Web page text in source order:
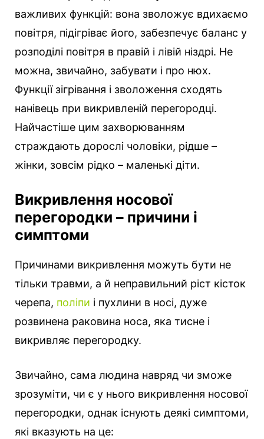
важливих функцій: вона зволожує вдихаємо
повітря, підігріває його, забезпечує баланс у
розподілі повітря в правій і лівій ніздрі. Не
можна, звичайно, забувати і про нюх.
Функції зігрівання і зволоження сходять
нанівець при викривленій перегородці.
Найчастіше цим захворюванням
страждають дорослі чоловіки, рідше –
жінки, зовсім рідко – маленькі діти.
Викривлення носової
перегородки – причини і
симптоми
Причинами викривлення можуть бути не
тільки травми, а й неправильний ріст кісток
черепа, поліпи і пухлини в носі, дуже
розвинена раковина носа, яка тисне і
викривляє перегородку.
Звичайно, сама людина навряд чи зможе
зрозуміти, чи є у нього викривлення носової
перегородки, однак існують деякі симптоми,
які вказують на це: